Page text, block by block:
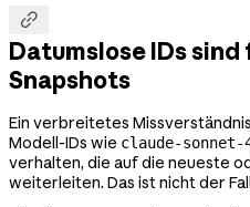

Datumslose IDs
Snapshots
Ein verbreitetes
Modell-IDs wie claude-sonnet-
verhalten, die auf die neueste
weiterleiten. Das ist nicht der